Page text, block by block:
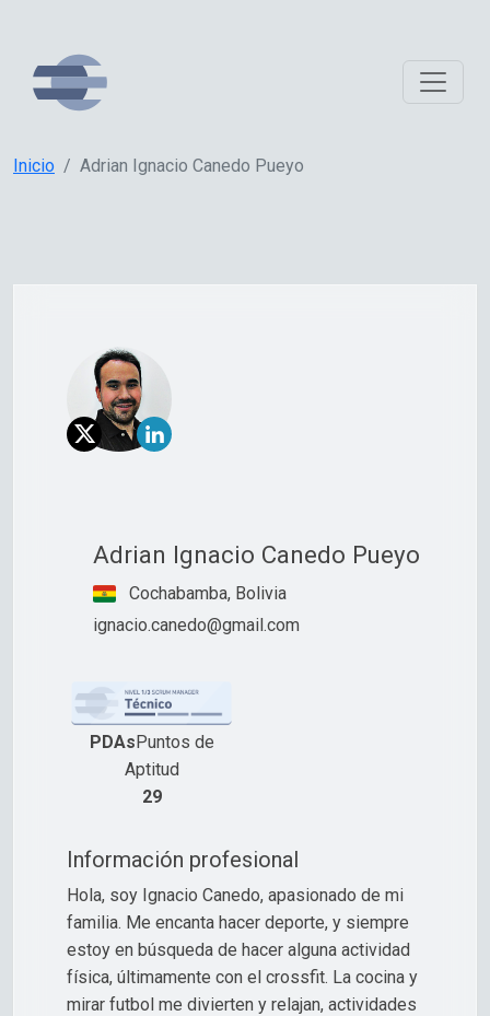
Inicio Adrian Ignacio Canedo Pueyo
Adrian Ignacio Canedo Pueyo
Cochabamba, Bolivia
ignacio.canedo@gmail.com
PDAsPuntos de
Aptitud
29
Información profesional
Hola, soy Ignacio Canedo, apasionado de mi
familia. Me encanta hacer deporte, y siempre
estoy en búsqueda de hacer alguna actividad
física, últimamente con el crossfit. La cocina y
mirar futbol me divierten y relajan, actividades